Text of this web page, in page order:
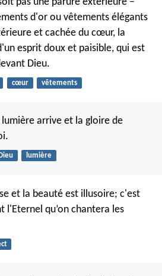
d'or ou vêtements élégants
et cachée du cœur, la
esprit doux et paisible, qui est
Dieu.
cœur vêtements
arrive et la gloire de
Dieu lumière
et la beauté est illusoire; c'est
l'Eternel qu’on chantera les